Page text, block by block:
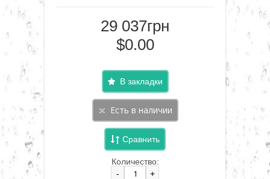
29 037грн
$0.00
В закладки
Сравнить
Количество:
-
+